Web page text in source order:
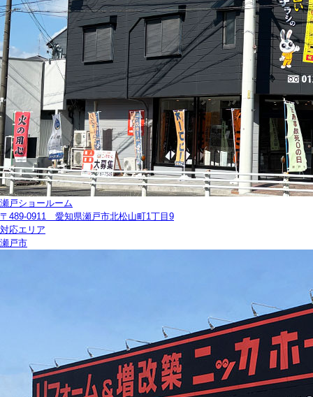
瀬戸ショールーム
〒489-0911 愛知県瀬戸市北松山町1丁目9
対応エリア
瀬戸市